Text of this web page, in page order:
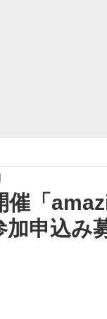
催「
申込み